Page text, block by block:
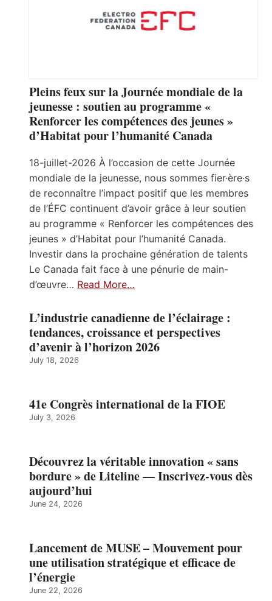
Pleins feux sur la Journée mondiale de la
jeunesse : soutien au programme «
Renforcer les compétences des jeunes »
d’Habitat pour l’humanité Canada
18-juillet-2026 À l’occasion de cette Journée
mondiale de la jeunesse, nous sommes fier·ère·s
de reconnaître l’impact positif que les membres
de l’ÉFC continuent d’avoir grâce à leur soutien
au programme « Renforcer les compétences des
jeunes » d’Habitat pour l’humanité Canada.
Investir dans la prochaine génération de talents
Le Canada fait face à une pénurie de main-
d’œuvre… Read More…
L’industrie canadienne de l’éclairage :
tendances, croissance et perspectives
d’avenir à l’horizon 2026
July 18, 2026
41e Congrès international de la FIOE
July 3, 2026
Découvrez la véritable innovation « sans
bordure » de Liteline — Inscrivez-vous dès
aujourd’hui
June 24, 2026
Lancement de MUSE – Mouvement pour
une utilisation stratégique et efficace de
l’énergie
June 22, 2026